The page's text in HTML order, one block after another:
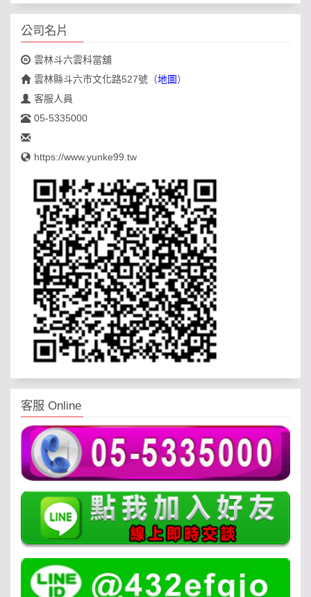
公司名片
雲林斗六雲科當舖
雲林縣斗六市文化路527號 （地圖）
客服人員
05-5335000
https://www.yunke99.tw
客服 Online